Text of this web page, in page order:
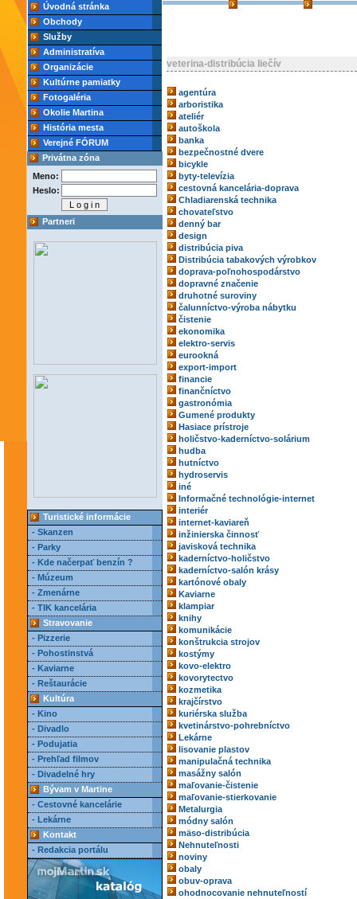
Úvodná stránka
Obchody
Služby
Administratíva
Organizácie
Kultúrne pamiatky
Fotogaléria
Okolie Martina
História mesta
Verejné FÓRUM
Privátna zóna
Meno:
Heslo:
Partneri
Turistické informácie
- Skanzen
- Parky
- Kde načerpať benzín ?
- Múzeum
- Zmenárne
- TIK kancelária
Stravovanie
- Pizzerie
- Pohostinstvá
- Kaviarne
- Reštaurácie
Kultúra
- Kino
- Divadlo
- Podujatia
- Prehľad filmov
- Divadelné hry
Bývam v Martine
- Cestovné kancelárie
- Lekárne
Kontakt
- Redakcia portálu
veterina-distribúcia liečív
agentúra
arboristika
ateliér
autoškola
banka
bezpečnostné dvere
bicykle
byty-televízia
cestovná kancelária-doprava
Chladiarenská technika
chovateľstvo
denný bar
design
distribúcia piva
Distribúcia tabakových výrobkov
doprava-poľnohospodárstvo
dopravné značenie
druhotné suroviny
čalunníctvo-výroba nábytku
čistenie
ekonomika
elektro-servis
eurookná
export-import
financie
finančníctvo
gastronómia
Gumené produkty
Hasiace prístroje
holičstvo-kaderníctvo-solárium
hudba
hutníctvo
hydroservis
iné
Informačné technológie-internet
interiér
internet-kaviareň
inžinierska činnosť
javisková technika
kaderníctvo-holičstvo
kaderníctvo-salón krásy
kartónové obaly
Kaviarne
klampiar
knihy
komunikácie
konštrukcia strojov
kostýmy
kovo-elektro
kovorytectvo
kozmetika
krajčírstvo
kuriérska služba
kvetinárstvo-pohrebníctvo
Lekárne
lisovanie plastov
manipulačná technika
masážny salón
maľovanie-čistenie
maľovanie-stierkovanie
Metalurgia
módny salón
mäso-distribúcia
Nehnuteľnosti
noviny
obaly
obuv-oprava
ohodnocovanie nehnuteľností